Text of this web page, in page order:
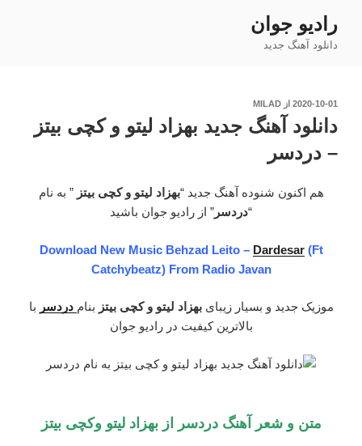
محتوا
رادیو جوان
دانلود آهنگ جدید
نوشته‌شده
2020-10-01 از MILAD
دانلود آهنگ جدید بهزاد لیتو و کچی بیتز
– دردسر
هم اکنون شنوده آهنگ جدید “بهزاد لیتو و کچی بیتز” به نام
“دردسر ” از رادیو جوان باشید
Download New Music Behzad Leito – Dardesar(Ft
Catchybeatz) From Radio Javan
موزیک جدید و بسیار زیبایبهزاد لیتو و کچی بیتز بنام دردسر با
بالاترین کیفیت در رادیو جوان
متن و شعر آهنگ دردسر ازبهزاد لیتو وکچی بیتز